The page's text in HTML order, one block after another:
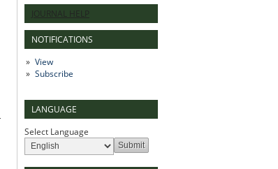
JOURNAL HELP
NOTIFICATIONS
View
Subscribe
LANGUAGE
Select Language